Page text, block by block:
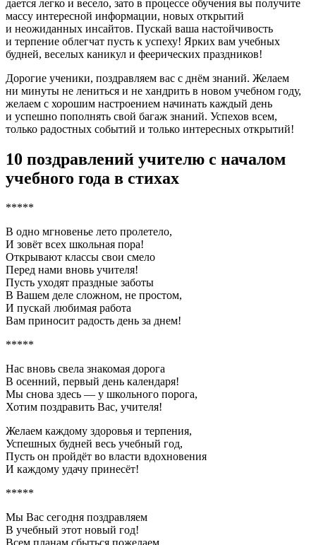
дается легко и весело, зато в процессе обучения вы получите
массу интересной информации, новых открытий
и неожиданных инсайтов. Пускай ваша настойчивость
и терпение облегчат пусть к успеху! Ярких вам учебных
будней, веселых каникул и феерических праздников!
Дорогие ученики, поздравляем вас с днём знаний. Желаем
ни минуты не лениться и не хандрить в новом учебном году,
желаем с хорошим настроением начинать каждый день
и успешно пополнять свой багаж знаний. Успехов всем,
только радостных событий и только интересных открытий!
10 поздравлений учителю с началом
учебного года в стихах
*****
В одно мгновенье лето пролетело,
И зовёт всех школьная пора!
Открывают классы свои смело
Перед нами вновь учителя!
Пусть уходят праздные заботы
В Вашем деле сложном, не простом,
И пускай любимая работа
Вам приносит радость день за днем!
*****
Нас вновь свела знакомая дорога
В осенний, первый день календаря!
Мы снова здесь — у школьного порога,
Хотим поздравить Вас, учителя!
Желаем каждому здоровья и терпения,
Успешных будней весь учебный год,
Пусть он пройдёт во власти вдохновения
И каждому удачу принесёт!
*****
Мы Вас сегодня поздравляем
В учебный этот новый год!